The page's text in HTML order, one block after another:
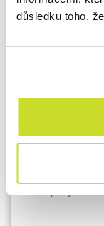
důsledku toho,
s jeho rodným
které se pak
např. VZP, kde je
proto nesmírně
a komunikovat s